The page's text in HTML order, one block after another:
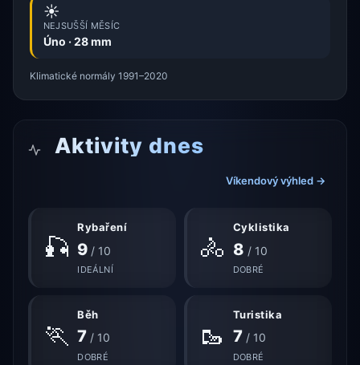
☀️
NEJSUŠŠÍ MĚSÍC
Úno · 28 mm
Klimatické normály 1991–2020
Aktivity dnes
Víkendový výhled →
🎣
Rybaření
9 / 10
IDEÁLNÍ
🚴
Cyklistika
8 / 10
DOBRÉ
🏃
Běh
7 / 10
DOBRÉ
🥾
Turistika
7 / 10
DOBRÉ